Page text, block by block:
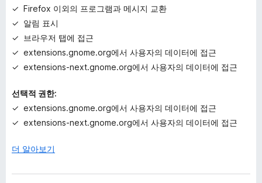
Firefox 이외의 프로그램과 메시지 교환
알림 표시
브라우저 탭에 접근
extensions.gnome.org에서 사용자의 데이터에 접근
extensions-next.gnome.org에서 사용자의 데이터에 접근
선택적 권한:
extensions.gnome.org에서 사용자의 데이터에 접근
extensions-next.gnome.org에서 사용자의 데이터에 접근
더 알아보기